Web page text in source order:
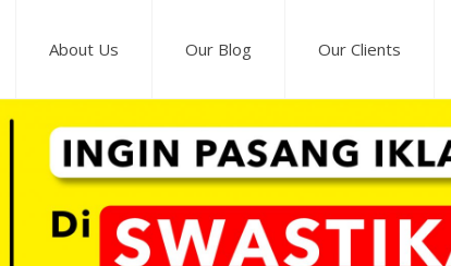
About Us Our Blog Our Clients